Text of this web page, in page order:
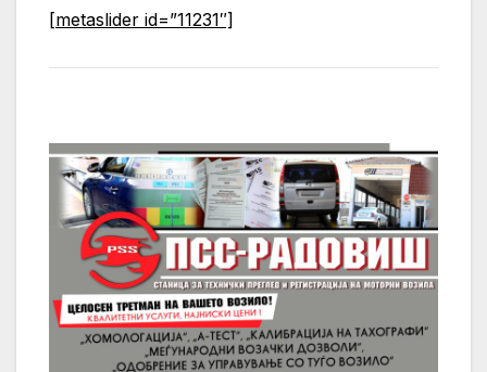
[metaslider id=”11231″]